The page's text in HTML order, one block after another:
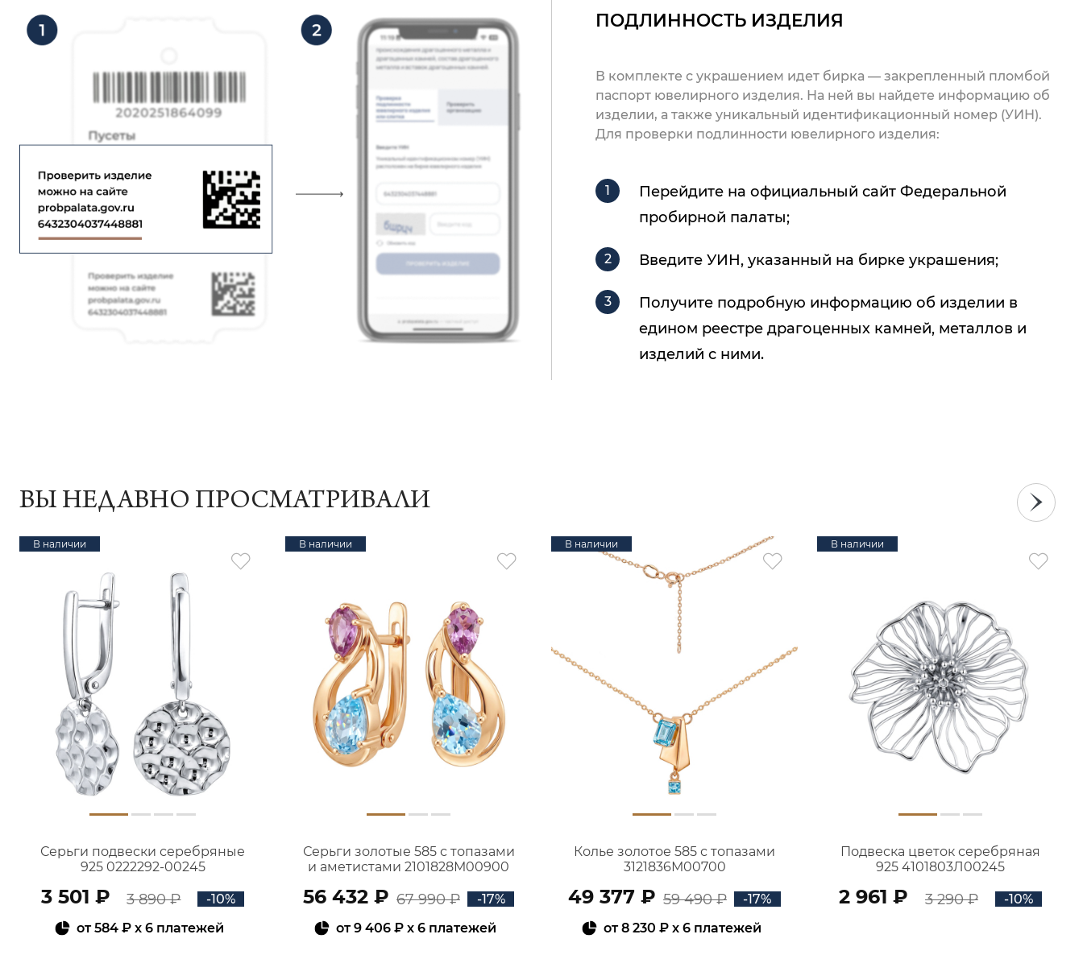
ПОДЛИННОСТЬ ИЗДЕЛИЯ
В комплекте с украшением идет бирка — закрепленный пломбой
паспорт ювелирного изделия. На ней вы найдете информацию об
изделии, а также уникальный идентификационный номер (УИН).
Для проверки подлинности ювелирного изделия:
Перейдите на официальный сайт Федеральной
пробирной палаты;
Введите УИН, указанный на бирке украшения;
Получите подробную информацию об изделии в
едином реестре драгоценных камней, металлов и
изделий с ними.
ВЫ НЕДАВНО ПРОСМАТРИВАЛИ
В наличии
Серьги подвески серебряные
925 0222292-00245
3 501 ₽ 3 890 ₽
-10%
от584 ₽ x 6 платежей
В наличии
Серьги золотые 585 с топазами
и аметистами 2101828М00900
56 432 ₽ 67 990 ₽
-17%
от9 406 ₽ x 6 платежей
В наличии
Колье золотое 585 с топазами
3121836М00700
49 377 ₽ 59 490 ₽
-17%
от8 230 ₽x 6 платежей
В наличии
Подвеска цветок серебряная
925 4101803Л00245
2 961 ₽ 3 290 ₽ -10%